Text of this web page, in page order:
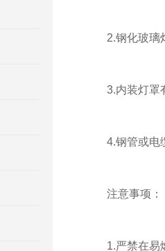
2.钢化玻璃灯
3.内装灯罩有
4.钢管或电
注意事项：
1.严禁在易燃